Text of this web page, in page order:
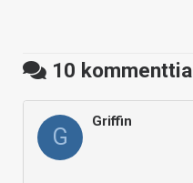
10 kommenttia
G
Griffin